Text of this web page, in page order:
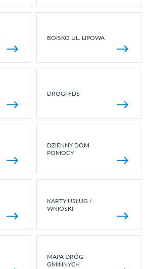
BOISKO UL. LIPOWA
DROGI FDS
DZIENNY DOM
POMOCY
KARTY USŁUG /
WNIOSKI
MAPA DRÓG
GMINNYCH